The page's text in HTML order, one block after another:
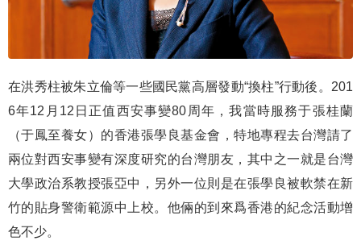
在洪秀柱被朱立倫等一些國民黨高層發動“換柱”行動後。201
6年12月12日正值西安事變80周年，我當時服務于張桂蘭
（于鳳至養女）的香港張學良基金會，特地專程去台灣請了
兩位對西安事變有深度研究的台灣朋友，其中之一就是台灣
大學政治系教授張亞中，另外一位則是在張學良被軟禁在新
竹的貼身警衛範源中上校。他倆的到來爲香港的紀念活動增
色不少。